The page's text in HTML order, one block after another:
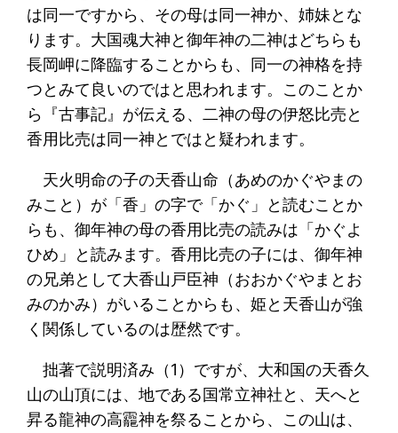
は同一ですから、その母は同一神か、姉妹とな
ります。大国魂大神と御年神の二神はどちらも
長岡岬に降臨することからも、同一の神格を持
つとみて良いのではと思われます。このことか
ら『古事記』が伝える、二神の母の伊怒比売と
香用比売は同一神とではと疑われます。
天火明命の子の天香山命（あめのかぐやまの
みこと）が「香」の字で「かぐ」と読むことか
らも、御年神の母の香用比売の読みは「かぐよ
ひめ」と読みます。香用比売の子には、御年神
の兄弟として大香山戸臣神（おおかぐやまとお
みのかみ）がいることからも、姫と天香山が強
く関係しているのは歴然です。
拙著で説明済み（1）ですが、大和国の天香久
山の山頂には、地である国常立神社と、天へと
昇る龍神の高龗神を祭ることから、この山は、